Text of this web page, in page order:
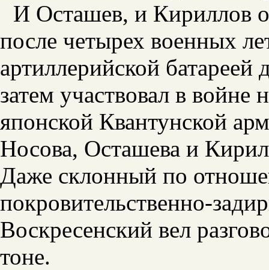
И Осташев, и Кириллов
после четырех военных
артиллерийской
затем участвовал в войне
японской Квантунской
Носова, Осташева и
Даже склонный по
покровительственно-
Воскресенский вел
тоне.